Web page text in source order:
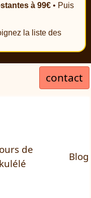
à 99€ • Puis
la liste des
de
Blog
contact